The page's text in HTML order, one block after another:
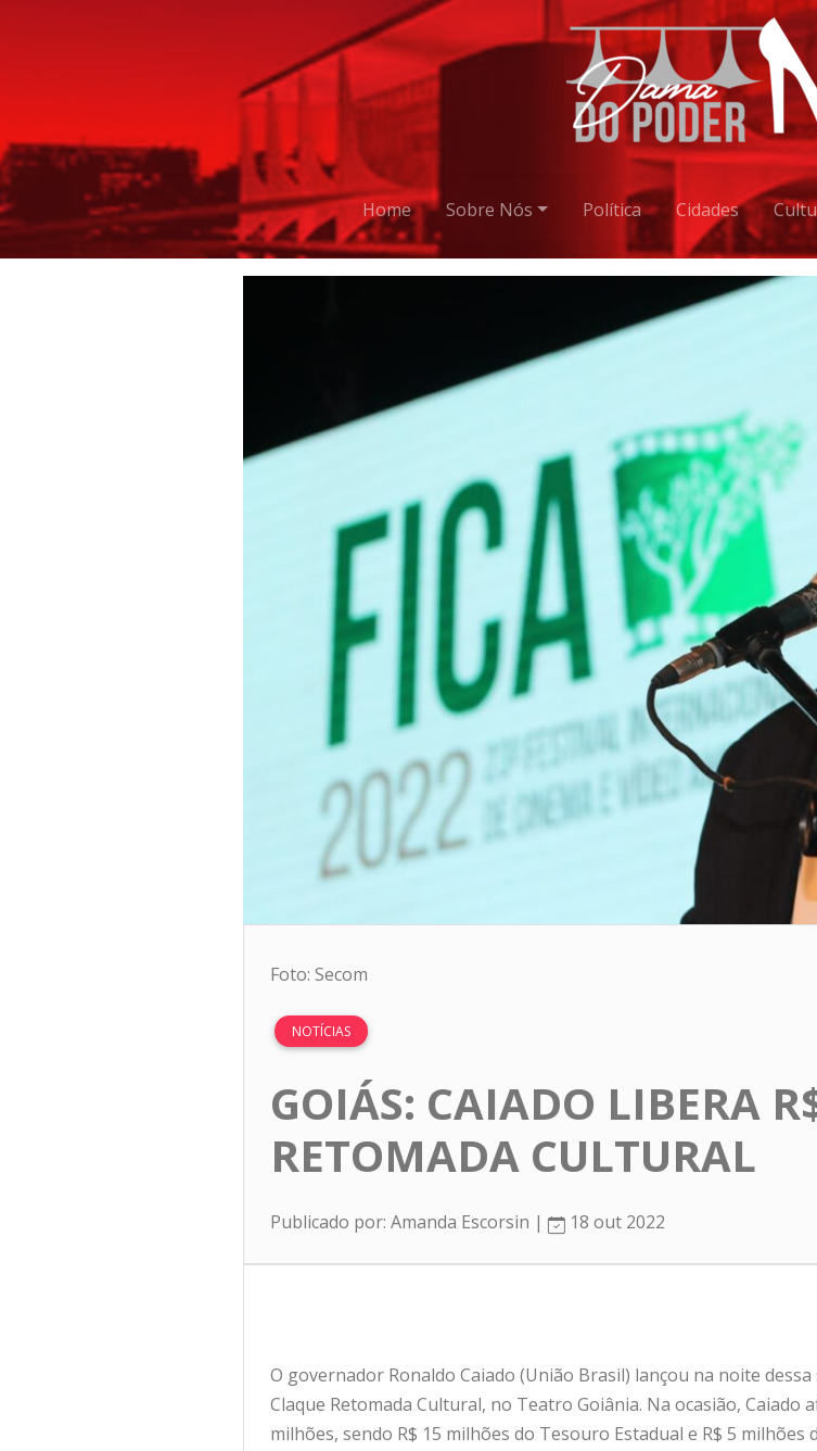
Home Sobre Nós Política Cidades
Foto: Secom
NOTÍCIAS
GOIÁS: CAIADO LIBERA
RETOMADA CULTURAL
Publicado por: Amanda Escorsin | 18 out 2022
O governador Ronaldo Caiado (União Brasil) lançou na noite
Claque Retomada Cultural, no Teatro Goiânia. Na ocasião,
milhões, sendo R$ 15 milhões do Tesouro Estadual e R$ 5 milhões